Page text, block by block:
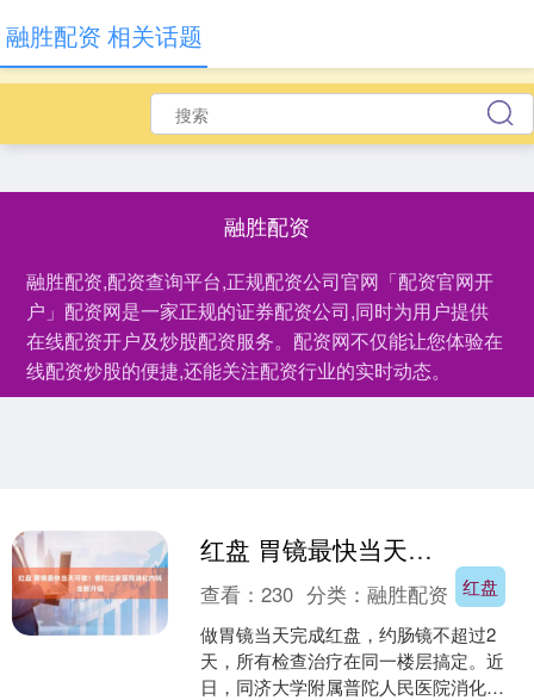
融胜配资
融胜配资,配资查询平台,正规配资公司官网「配资官网开
户」配资网是一家正规的证券配资公司,同时为用户提供
在线配资开户及炒股配资服务。配资网不仅能让您体验在
线配资炒股的便捷,还能关注配资行业的实时动态。
融胜配资 相关话题
红盘 胃镜最快当天可做！普陀这家医院消化内科全新升级
红盘
查看：230 分类：融胜配资
做胃镜当天完成红盘，约肠镜不超过2
天，所有检查治疗在同一楼层搞定。近
日，同济大学附属普陀人民医院消化内